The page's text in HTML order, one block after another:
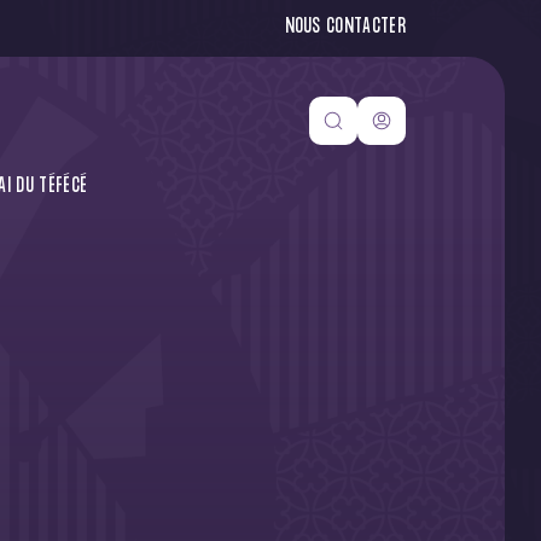
NOUS CONTACTER
DU TÉFÉCÉ